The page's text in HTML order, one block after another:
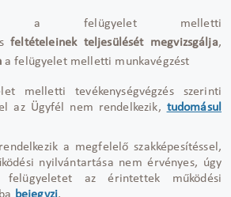
a felügyelet melletti
feltételeinek teljesülését megvizsgálja,
a felügyelet melletti munkavégzést
melletti tevékenységvégzés szerinti
az Ügyfél nem rendelkezik, tudomásul
a megfelelő szakképesítéssel,
nyilvántartása nem érvényes, úgy
az érintettek működési